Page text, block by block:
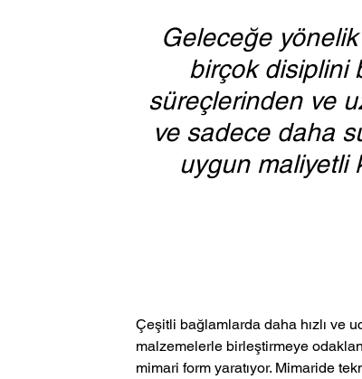
Geleceğe
birçok disiplini
süreçlerinden ve
ve sadece daha
uygun maliyetli
Çeşitli bağlamlarda daha hızlı ve
malzemelerle birleştirmeye
mimari form yaratıyor. Mimaride